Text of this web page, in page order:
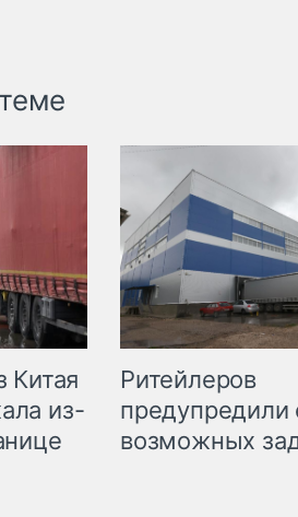
Китая
из-
Ритейлеров
предупредили
возможных